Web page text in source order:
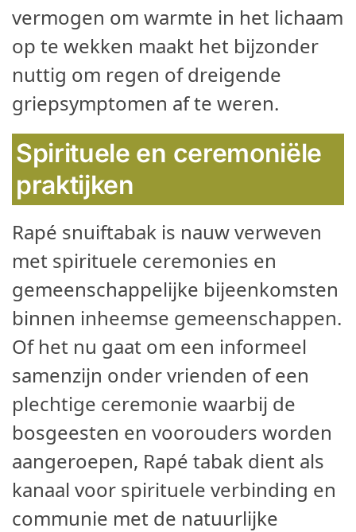
vermogen om warmte in het lichaam
op te wekken maakt het bijzonder
nuttig om regen of dreigende
griepsymptomen af te weren.
Spirituele en ceremoniële
praktijken
Rapé snuiftabak is nauw verweven
met spirituele ceremonies en
gemeenschappelijke bijeenkomsten
binnen inheemse gemeenschappen.
Of het nu gaat om een informeel
samenzijn onder vrienden of een
plechtige ceremonie waarbij de
bosgeesten en voorouders worden
aangeroepen, Rapé tabak dient als
kanaal voor spirituele verbinding en
communie met de natuurlijke